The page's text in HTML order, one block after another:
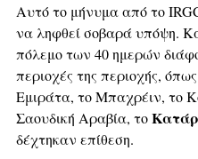
Αυτό το μήνυμα από το
να ληφθεί σοβαρά υπόψη.
πόλεμο των 40 ημερών
περιοχές της περιοχής,
Εμιράτα, το Μπαχρέιν, το
Σαουδική Αραβία, το Κατάρ
δέχτηκαν επίθεση.